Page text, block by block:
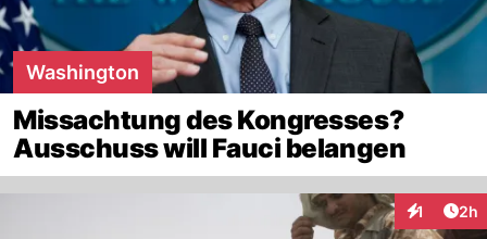
Washington
Missachtung des Kongresses?
Ausschuss will Fauci belangen
1 2h